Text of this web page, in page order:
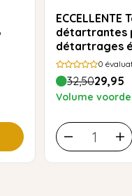
ECCELLENTE Tablettes
détartrantes
détartrages
0
32,5029,95
Volume